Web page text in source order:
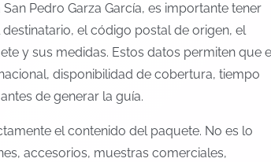
Pedro Garza García, es importante tener
el código postal de origen, el
y sus medidas. Estos datos permiten que
disponibilidad de cobertura, tiempo
de generar la guía.
el contenido del paquete. No es lo
accesorios, muestras comerciales,